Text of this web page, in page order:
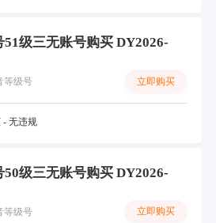
51级三无账号购买 DY2026-
等级号 立即购买
- 无违规
50级三无账号购买 DY2026-
等级号 立即购买